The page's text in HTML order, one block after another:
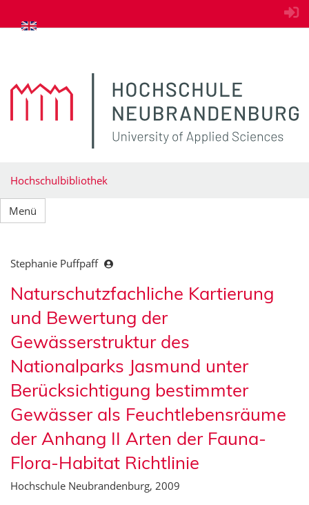
zum Inhalt springen
Hochschulbibliothek
Menü
Stephanie Puffpaff
Naturschutzfachliche Kartierung
und Bewertung der
Gewässerstruktur des
Nationalparks Jasmund unter
Berücksichtigung bestimmter
Gewässer als Feuchtlebensräume
der Anhang II Arten der Fauna-
Flora-Habitat Richtlinie
Hochschule Neubrandenburg, 2009